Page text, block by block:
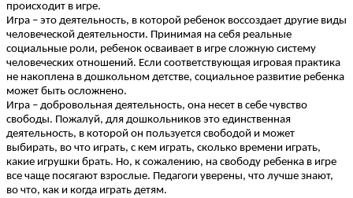
происходит в игре.
Игра – это деятельность, в которой ребенок воссоздает другие виды
человеческой деятельности. Принимая на себя реальные
социальные роли, ребенок осваивает в игре сложную систему
человеческих отношений. Если соответствующая игровая практика
не накоплена в дошкольном детстве, социальное развитие ребенка
может быть осложнено.
Игра – добровольная деятельность, она несет в себе чувство
свободы. Пожалуй, для дошкольников это единственная
деятельность, в которой он пользуется свободой и может
выбирать, во что играть, с кем играть, сколько времени играть,
какие игрушки брать. Но, к сожалению, на свободу ребенка в игре
все чаще посягают взрослые. Педагоги уверены, что лучше знают,
во что, как и когда играть детям.